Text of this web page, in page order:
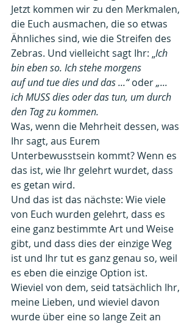
Jetzt kommen wir zu den Merkmalen,
die Euch ausmachen, die so etwas
Ähnliches sind, wie die Streifen des
Zebras. Und vielleicht sagt Ihr: „Ich
bin eben so. Ich stehe morgens
auf und tue dies und das ...“ oder „...
ich MUSS dies oder das tun, um durch
den Tag zu kommen.
Was, wenn die Mehrheit dessen, was
Ihr sagt, aus Eurem
Unterbewusstsein kommt? Wenn es
das ist, wie Ihr gelehrt wurdet, dass
es getan wird.
Und das ist das nächste: Wie viele
von Euch wurden gelehrt, dass es
eine ganz bestimmte Art und Weise
gibt, und dass dies der einzige Weg
ist und Ihr tut es ganz genau so, weil
es eben die einzige Option ist.
Wieviel von dem, seid tatsächlich Ihr,
meine Lieben, und wieviel davon
wurde über eine so lange Zeit an